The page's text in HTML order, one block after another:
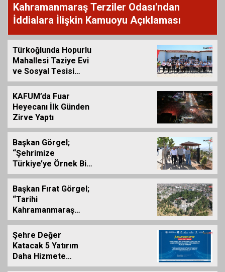
Kahramanmaraş Terziler Odası'ndan
İddialara İlişkin Kamuoyu Açıklaması
Türkoğlunda Hopurlu
Mahallesi Taziye Evi
ve Sosyal Tesisi
Hizmete Açıldı
KAFUM’da Fuar
Heyecanı İlk Günden
Zirve Yaptı
Başkan Görgel;
“Şehrimize
Türkiye’ye Örnek Bir
Çevre Projesi
Kazandırdık”
Başkan Fırat Görgel;
“Tarihi
Kahramanmaraş
Kalemizde
Çalışmalar
Tamamlanıyor”
Şehre Değer
Katacak 5 Yatırım
Daha Hizmete
Giriyor